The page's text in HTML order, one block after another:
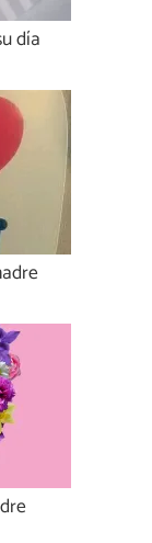
día